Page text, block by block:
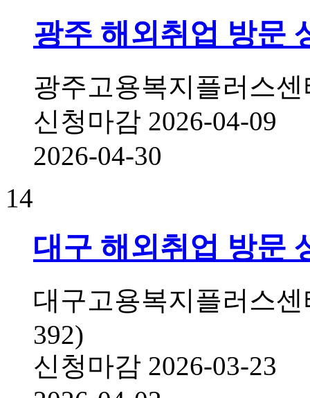
광주 해외취업 방문
광주고용복지플러스
신청마감 2026-04-09
2026-04-30
14
대구 해외취업 방문
대구고용복지플러스
392)
신청마감 2026-03-23